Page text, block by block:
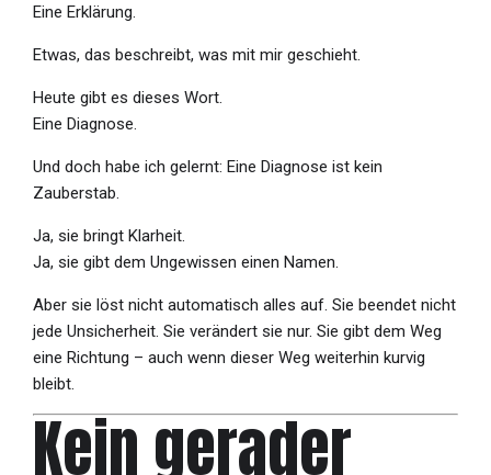
Eine Erklärung.
Etwas, das beschreibt, was mit mir geschieht.
Heute gibt es dieses Wort.
Eine Diagnose.
Und doch habe ich gelernt: Eine Diagnose ist kein
Zauberstab.
Ja, sie bringt Klarheit.
Ja, sie gibt dem Ungewissen einen Namen.
Aber sie löst nicht automatisch alles auf. Sie beendet nicht
jede Unsicherheit. Sie verändert sie nur. Sie gibt dem Weg
eine Richtung – auch wenn dieser Weg weiterhin kurvig
bleibt.
Kein gerader